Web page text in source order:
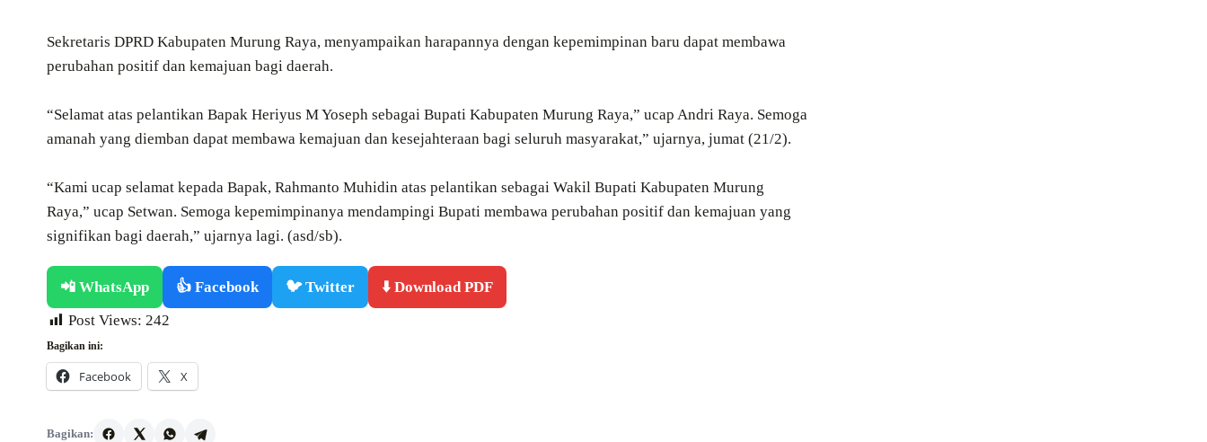
Sekretaris DPRD Kabupaten Murung Raya, menyampaikan harapannya dengan kepemimpinan baru dapat membawa
perubahan positif dan kemajuan bagi daerah.
“Selamat atas pelantikan Bapak Heriyus M Yoseph sebagai Bupati Kabupaten Murung Raya,” ucap Andri Raya. Semoga
amanah yang diemban dapat membawa kemajuan dan kesejahteraan bagi seluruh masyarakat,” ujarnya, jumat (21/2).
“Kami ucap selamat kepada Bapak, Rahmanto Muhidin atas pelantikan sebagai Wakil Bupati Kabupaten Murung
Raya,” ucap Setwan. Semoga kepemimpinanya mendampingi Bupati membawa perubahan positif dan kemajuan yang
signifikan bagi daerah,” ujarnya lagi. (asd/sb).
📲 WhatsApp 👍 Facebook 🐦 Twitter
⬇️ Download PDF
Post Views: 242
Bagikan ini:
Facebook X
Bagikan: